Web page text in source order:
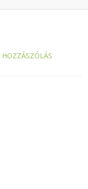
HOZZÁSZÓLÁS